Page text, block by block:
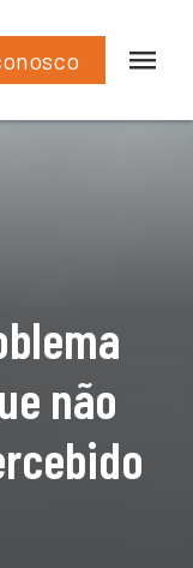
não